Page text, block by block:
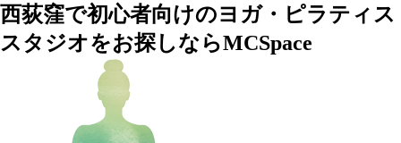
西荻窪で初心者向けのヨガ・ピラティス
スタジオをお探しならMCSpace